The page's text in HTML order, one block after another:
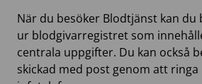
När du besöker Blodtjänst kan
ur blodgivarregistret som
centrala uppgifter. Du kan också
skickad med post genom att